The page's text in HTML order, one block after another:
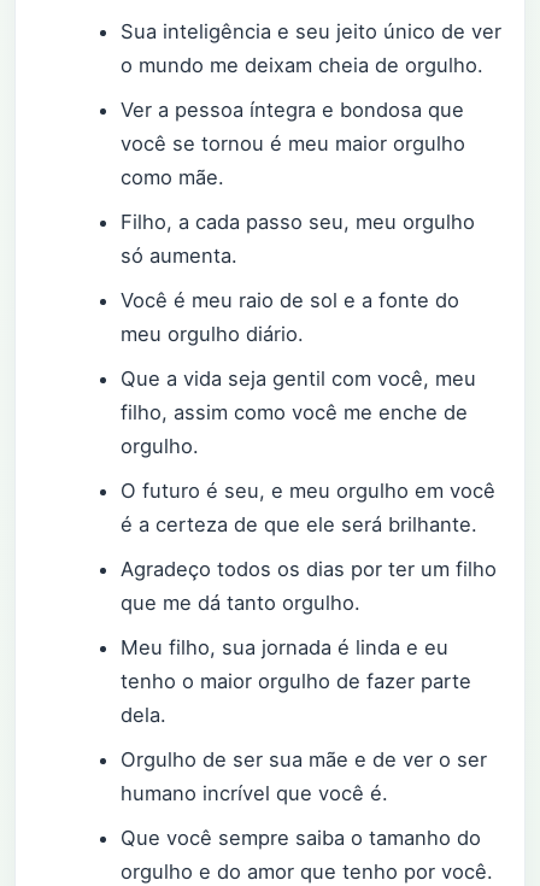
Sua inteligência e seu jeito único de ver
o mundo me deixam cheia de orgulho.
Ver a pessoa íntegra e bondosa que
você se tornou é meu maior orgulho
como mãe.
Filho, a cada passo seu, meu orgulho
só aumenta.
Você é meu raio de sol e a fonte do
meu orgulho diário.
Que a vida seja gentil com você, meu
filho, assim como você me enche de
orgulho.
O futuro é seu, e meu orgulho em você
é a certeza de que ele será brilhante.
Agradeço todos os dias por ter um filho
que me dá tanto orgulho.
Meu filho, sua jornada é linda e eu
tenho o maior orgulho de fazer parte
dela.
Orgulho de ser sua mãe e de ver o ser
humano incrível que você é.
Que você sempre saiba o tamanho do
orgulho e do amor que tenho por você.